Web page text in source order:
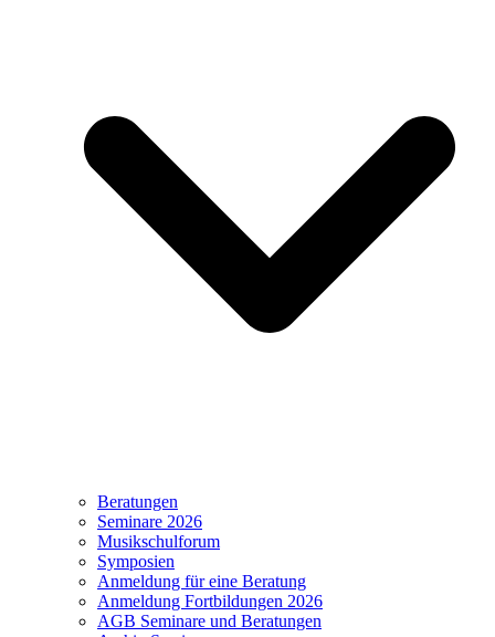
Beratungen
Seminare 2026
Musikschulforum
Symposien
Anmeldung für eine Beratung
Anmeldung Fortbildungen 2026
AGB Seminare und Beratungen